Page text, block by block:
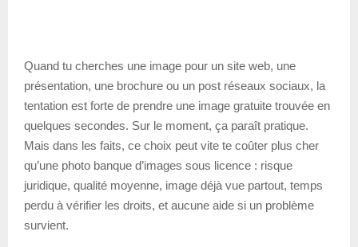
Quand tu cherches une image pour un site web, une
présentation, une brochure ou un post réseaux sociaux, la
tentation est forte de prendre une image gratuite trouvée en
quelques secondes. Sur le moment, ça paraît pratique.
Mais dans les faits, ce choix peut vite te coûter plus cher
qu’une photo banque d’images sous licence : risque
juridique, qualité moyenne, image déjà vue partout, temps
perdu à vérifier les droits, et aucune aide si un problème
survient.